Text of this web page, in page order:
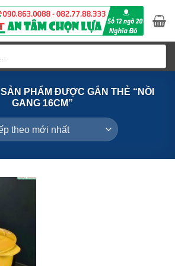
SẢN PHẨM ĐƯỢC GẮN THẺ “NỒI
GANG 16CM”